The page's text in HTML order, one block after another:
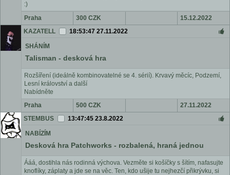
:)
Praha
300 CZK
15.12.2022
KAZATELL
18:53:47 27.11.2022
SHÁNÍM
Talisman - desková hra
Rozšíření (ideálně kombinovatelné se 4. sérií). Krvavý měcíc, Podzemí,
Lesní království a další
Nabídněte
Praha
500 CZK
27.11.2022
STEMBUS
13:47:45 23.8.2022
NABÍZÍM
Desková hra Patchworks - rozbalená, hraná jednou
Ááá, dostihla nás rodinná výchova. Vezměte si košíčky s šítím, nafasujte
knoflíky, záplaty a jde se na věc. Ten, kdo ušije tu nejhezčí přikrývku, si